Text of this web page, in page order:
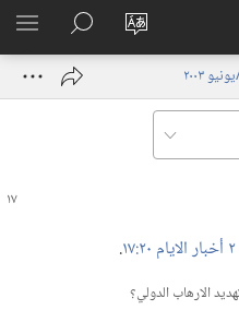
تغيير
الموقع
تسجيل
الدخول
نافذة
البحث
في
JW.‎ORG
٢ أخبار الايام ٢٠:‏١٧ ‏.‏